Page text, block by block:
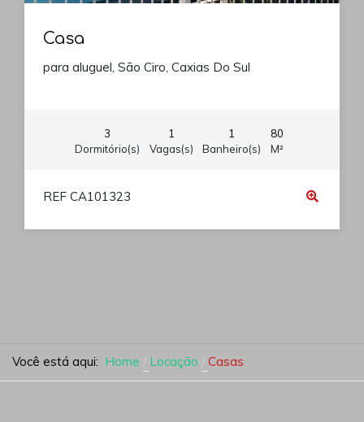
Casa
para aluguel, São Ciro, Caxias Do Sul
3
Dormitório(s)
1
Vagas(s)
1
Banheiro(s)
80
M²
REF CA101323
Você está aqui: Home Locação Casas